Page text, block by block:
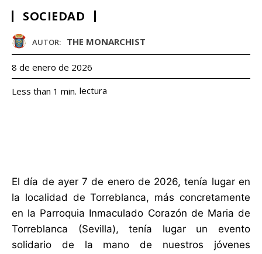
SOCIEDAD
AUTOR: THE MONARCHIST
8 de enero de 2026
Less than 1 min. lectura
El día de ayer 7 de enero de 2026, tenía lugar en
la localidad de Torreblanca, más concretamente
en la Parroquia Inmaculado Corazón de Maria de
Torreblanca (Sevilla), tenía lugar un evento
solidario de la mano de nuestros jóvenes